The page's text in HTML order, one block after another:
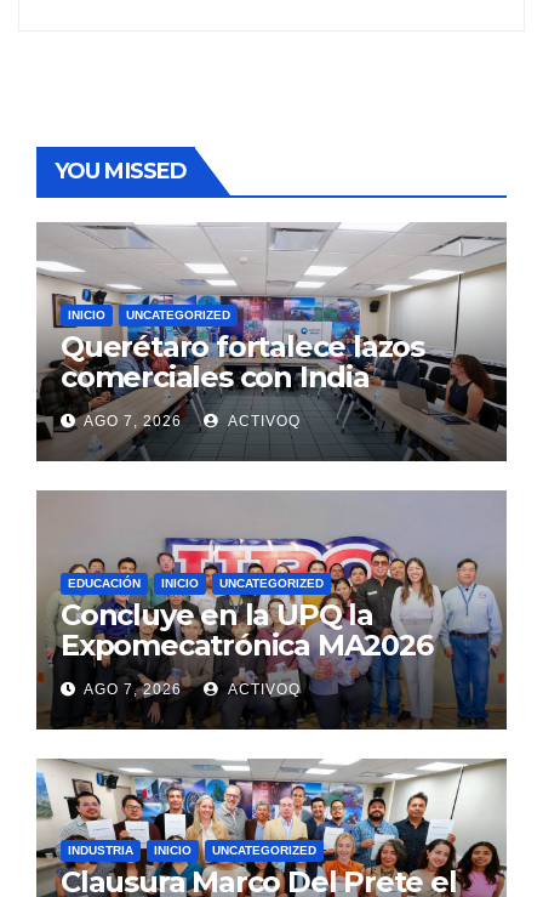
YOU MISSED
INICIO UNCATEGORIZED
Querétaro fortalece lazos
comerciales con India
AGO 7, 2026 ACTIVOQ
EDUCACIÓN INICIO UNCATEGORIZED
Concluye en la UPQ la
Expomecatrónica MA2026
AGO 7, 2026 ACTIVOQ
INDUSTRIA INICIO UNCATEGORIZED
Clausura Marco Del Prete el